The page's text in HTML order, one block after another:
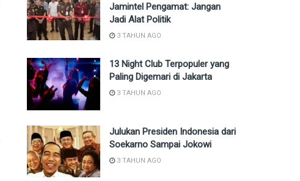
Jamintel Pengamat: Jangan
Jadi Alat Politik
3 TAHUN AGO
13 Night Club Terpopuler yang
Paling Digemari di Jakarta
3 TAHUN AGO
Julukan Presiden Indonesia dari
Soekarno Sampai Jokowi
3 TAHUN AGO